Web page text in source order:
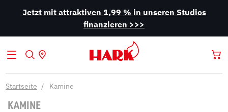
Jetzt mit attraktiven 1,99 % in unseren Studios
finanzieren >>>
Startseite Kamine
KAMINE